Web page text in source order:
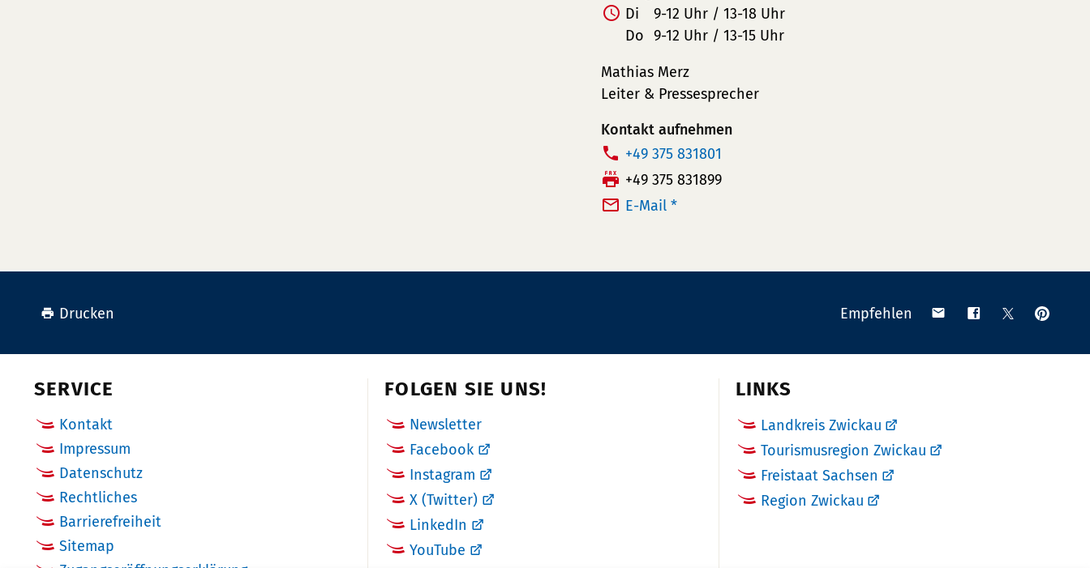
Di
9-12 Uhr / 13-18 Uhr
Do 9-12 Uhr / 13-15 Uhr
Mathias Merz
Leiter & Pressesprecher
Kontakt aufnehmen
T
e
l
m
+49 375 831801
F
a
+49 375 831899
E-Mail *
Drucken Empfehlen
Teilen Teilen Teilen
SERVICE
Kontakt
Impressum
Datenschutz
Rechtliches
Barrierefreiheit
Sitemap
FOLGEN SIE UNS!
Newsletter
Facebook
Instagram
X (Twitter)
LinkedIn
YouTube
LINKS
Landkreis Zwickau
Tourismusregion Zwickau
Freistaat Sachsen
Region Zwickau